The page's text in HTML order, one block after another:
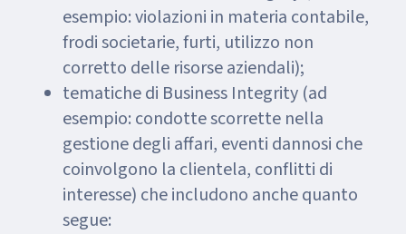
esempio: violazioni in materia contabile,
frodi societarie, furti, utilizzo non
corretto delle risorse aziendali);
tematiche di Business Integrity (ad
esempio: condotte scorrette nella
gestione degli affari, eventi dannosi che
coinvolgono la clientela, conflitti di
interesse) che includono anche quanto
segue: